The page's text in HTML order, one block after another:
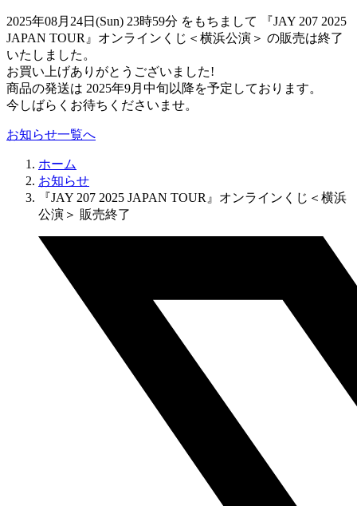
2025年08月24日(Sun) 23時59分 をもちまして 『JAY 207 2025
JAPAN TOUR』オンラインくじ＜横浜公演＞ の販売は終了
いたしました。
お買い上げありがとうございました!
商品の発送は 2025年9月中旬以降を予定しております。
今しばらくお待ちくださいませ。
お知らせ一覧へ
ホーム
お知らせ
『JAY 207 2025 JAPAN TOUR』オンラインくじ＜横浜
公演＞ 販売終了